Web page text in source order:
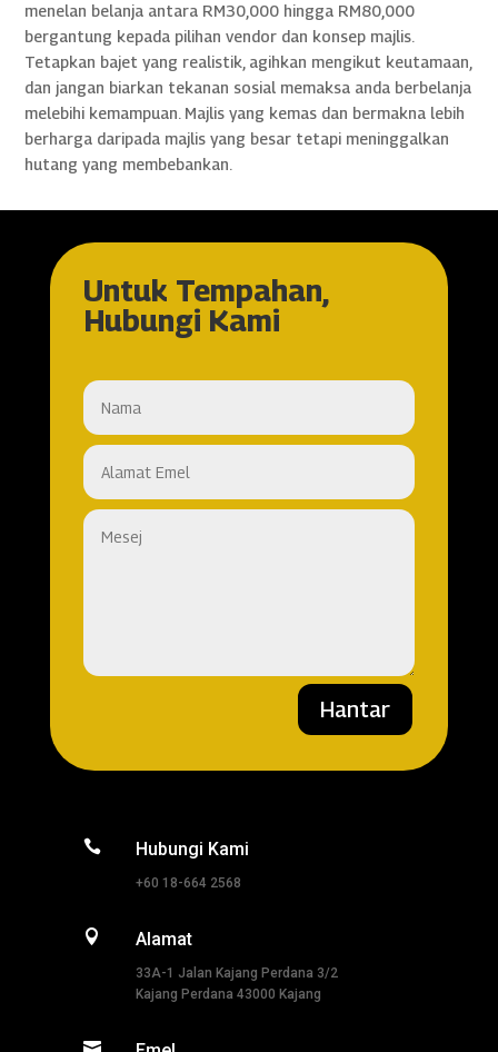
menelan belanja antara RM30,000 hingga RM80,000
bergantung kepada pilihan vendor dan konsep majlis.
Tetapkan bajet yang realistik, agihkan mengikut keutamaan,
dan jangan biarkan tekanan sosial memaksa anda berbelanja
melebihi kemampuan. Majlis yang kemas dan bermakna lebih
berharga daripada majlis yang besar tetapi meninggalkan
hutang yang membebankan.
Untuk Tempahan,
Hubungi Kami
Hantar
 Hubungi Kami
+60 18-664 2568
 Alamat
33A-1 Jalan Kajang Perdana 3/2
Kajang Perdana 43000 Kajang
